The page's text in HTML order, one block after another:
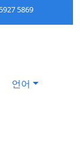
5869
언어